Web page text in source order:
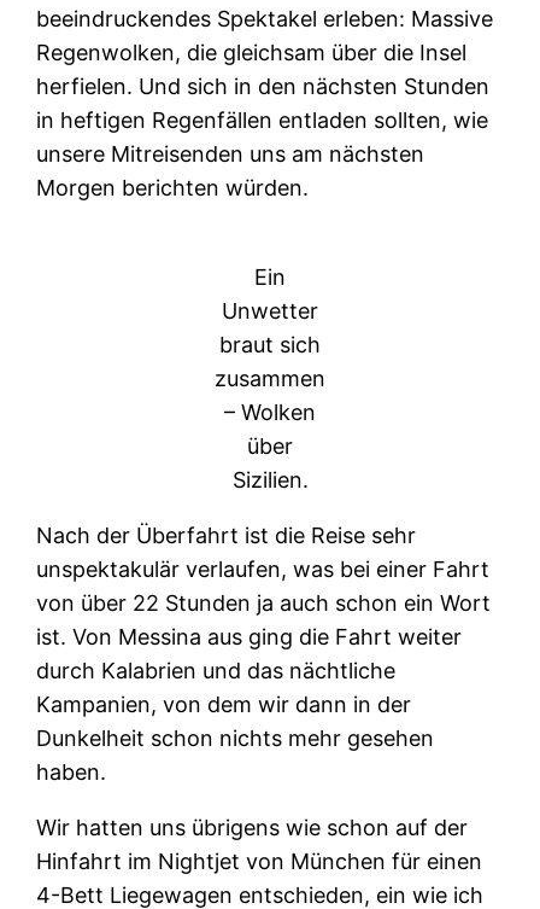
beeindruckendes Spektakel erleben: Massive
Regenwolken, die gleichsam über die Insel
herfielen. Und sich in den nächsten Stunden
in heftigen Regenfällen entladen sollten, wie
unsere Mitreisenden uns am nächsten
Morgen berichten würden.
Ein
Unwetter
braut sich
zusammen
– Wolken
über
Sizilien.
Nach der Überfahrt ist die Reise sehr
unspektakulär verlaufen, was bei einer Fahrt
von über 22 Stunden ja auch schon ein Wort
ist. Von Messina aus ging die Fahrt weiter
durch Kalabrien und das nächtliche
Kampanien, von dem wir dann in der
Dunkelheit schon nichts mehr gesehen
haben.
Wir hatten uns übrigens wie schon auf der
Hinfahrt im Nightjet von München für einen
4-Bett Liegewagen entschieden, ein wie ich